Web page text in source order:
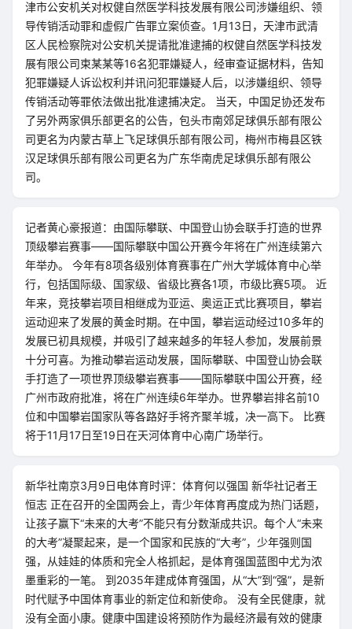
津市公安机关对权健自然医学科技发展有限公司涉嫌组织、领
导传销活动罪和虚假广告罪立案侦查。1月13日，天津市武清
区人民检察院对公安机关提请批准逮捕的权健自然医学科技发
展有限公司束某某等16名犯罪嫌疑人，经审查证据材料，告知
犯罪嫌疑人诉讼权利并讯问犯罪嫌疑人后，以涉嫌组织、领导
传销活动等罪依法做出批准逮捕决定。 当天，中国足协还发布
了另外两家俱乐部更名的公告，包头市南郊足球俱乐部有限公
司更名为内蒙古草上飞足球俱乐部有限公司，梅州市梅县区铁
汉足球俱乐部有限公司更名为广东华南虎足球俱乐部有限公
司。
记者黄心豪报道：由国际攀联、中国登山协会联手打造的世界
顶级攀岩赛事——国际攀联中国公开赛今年将在广州连续第六
年举办。 今年有8项各级别体育赛事在广州大学城体育中心举
行，包括国际级、国家级、省级比赛各1项，市级比赛5项。 近
年来，竞技攀岩项目相继成为亚运、奥运正式比赛项目，攀岩
运动迎来了发展的黄金时期。在中国，攀岩运动经过10多年的
发展已初具规模，并吸引了越来越多的年轻人参加，发展前景
十分可喜。为推动攀岩运动发展，国际攀联、中国登山协会联
手打造了一项世界顶级攀岩赛事——国际攀联中国公开赛，经
广州市政府批准，将在广州连续6年举办。世界攀岩排名前10
位和中国攀岩国家队等各路好手将齐聚羊城，决一高下。 比赛
将于11月17日至19日在天河体育中心南广场举行。
新华社南京3月9日电体育时评：体育何以强国 新华社记者王
恒志 正在召开的全国两会上，青少年体育再度成为热门话题，
让孩子赢下“未来的大考”不能只有分数渐成共识。每个人“未来
的大考”凝聚起来，是一个国家和民族的“大考”，少年强则国
强，从娃娃的体质和完全人格抓起，是体育强国蓝图中尤为浓
墨重彩的一笔。 到2035年建成体育强国，从“大”到“强”，是新
时代赋予中国体育事业的新定位和新使命。 没有全民健康，就
没有全面小康。健康中国建设将预防作为最经济最有效的健康